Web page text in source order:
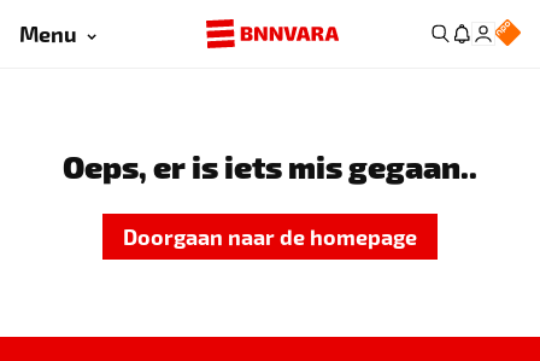
Menu
Oeps, er is iets mis gegaan..
Doorgaan naar de homepage